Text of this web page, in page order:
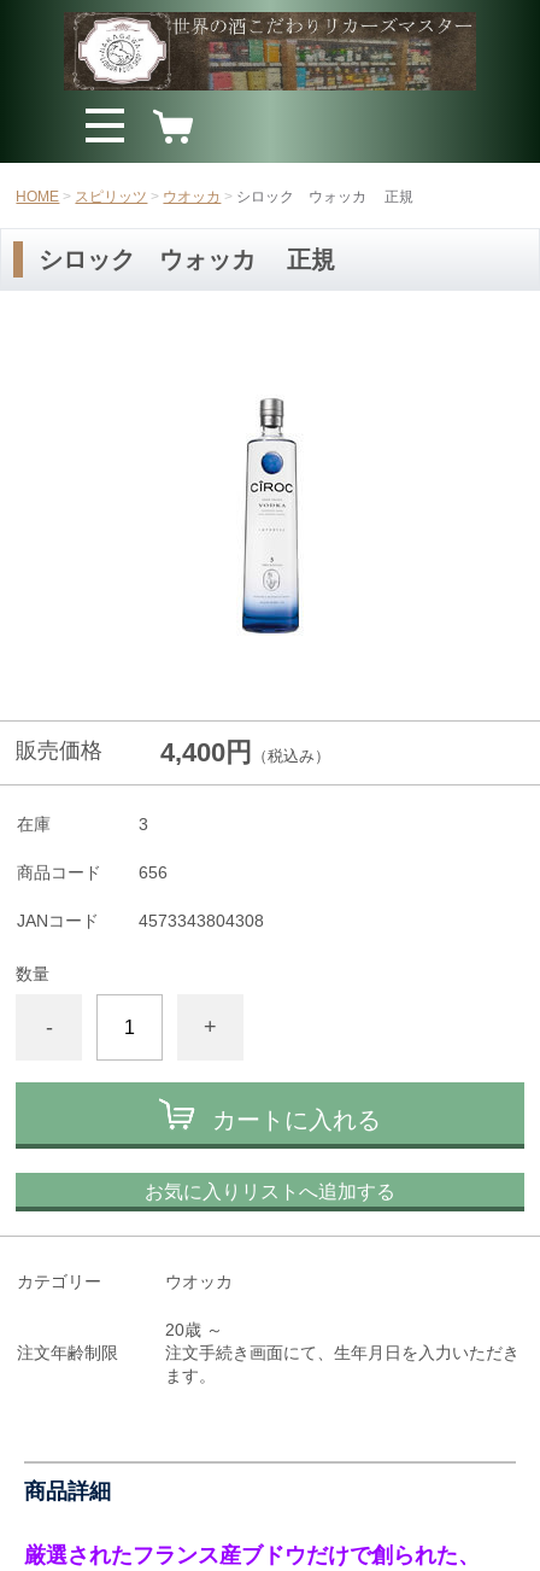
HOME スピリッツ ウオッカ シロック ウォッカ 正規
シロック ウォッカ 正規
販売価格 4,400円 （税込み）
在庫 3
商品コード 656
JANコード 4573343804308
数量
- +
カートに入れる
お気に入りリストへ追加する
カテゴリー ウオッカ
注文年齢制限
20歳 ～
注文手続き画面にて、生年月日を入力いただき
ます。
商品詳細
厳選されたフランス産ブドウだけで創られた、